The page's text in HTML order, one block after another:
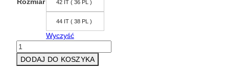
42 IT ( 36 PL )
44 IT ( 38 PL )
Wyczyść
ilość
Płaszcz
damski
DODAJ DO KOSZYKA